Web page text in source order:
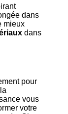
dans
mieux
dans
pour
vous
votre